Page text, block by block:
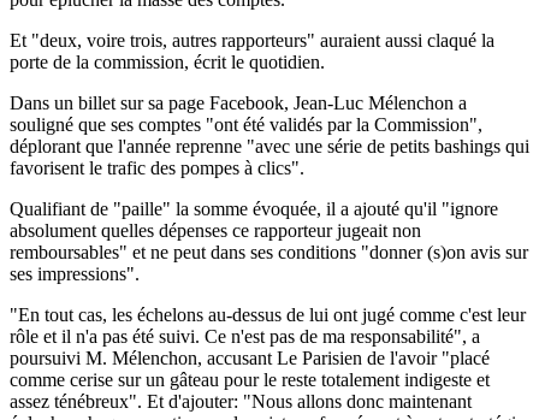
Et "deux, voire trois, autres rapporteurs" auraient aussi claqué la
porte de la commission, écrit le quotidien.
Dans un billet sur sa page Facebook, Jean-Luc Mélenchon a
souligné que ses comptes "ont été validés par la Commission",
déplorant que l'année reprenne "avec une série de petits bashings qui
favorisent le trafic des pompes à clics".
Qualifiant de "paille" la somme évoquée, il a ajouté qu'il "ignore
absolument quelles dépenses ce rapporteur jugeait non
remboursables" et ne peut dans ses conditions "donner (s)on avis sur
ses impressions".
"En tout cas, les échelons au-dessus de lui ont jugé comme c'est leur
rôle et il n'a pas été suivi. Ce n'est pas de ma responsabilité", a
poursuivi M. Mélenchon, accusant Le Parisien de l'avoir "placé
comme cerise sur un gâteau pour le reste totalement indigeste et
assez ténébreux". Et d'ajouter: "Nous allons donc maintenant